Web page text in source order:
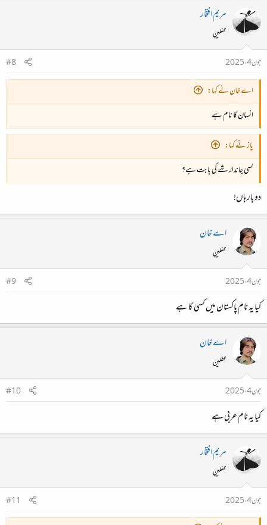
مریم افتخار
محفلین
جون 4، 2025
#8
اے خان نے کہا:
انسان کا نام ہے
یاز نے کہا:
کسی جاندار شے کی بابت ہے؟
دو بار ہاں!
اے خان
محفلین
جون 4، 2025
#9
کیا یہ نام پاکستان میں کسی کا ہے
اے خان
محفلین
جون 4، 2025
#10
کیا یہ نام عربی ہے
مریم افتخار
محفلین
جون 4، 2025
#11